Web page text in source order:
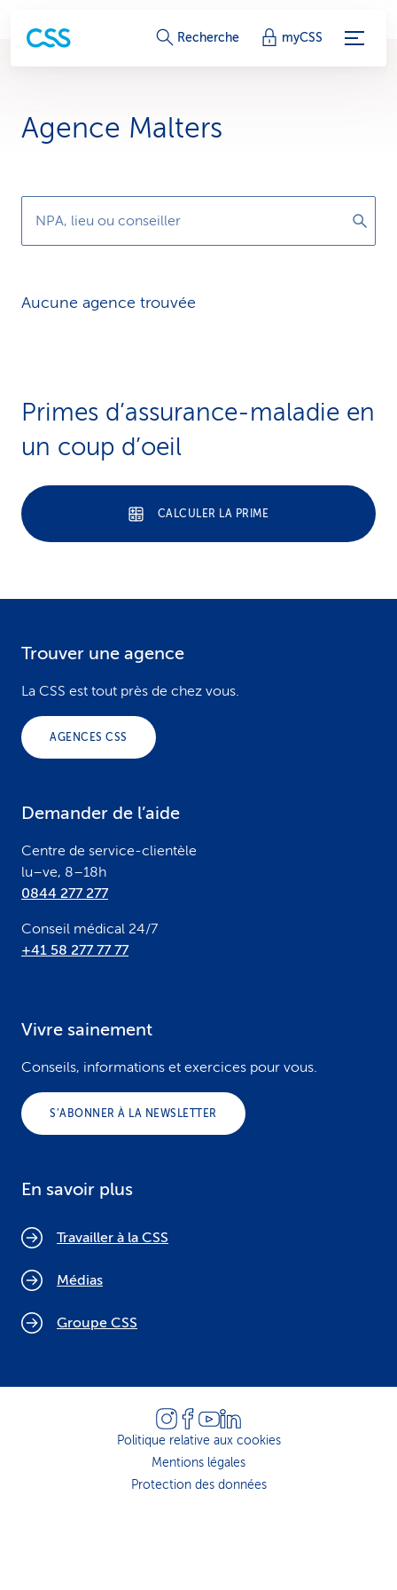
L
d
e
i
c
e
Recherche myCSS
Agence Malters
NPA, lieu ou conseiller
Aucune agence trouvée
Primes d’assurance-maladie en
un coup d’oeil
CALCULER LA PRIME
Trouver une agence
La CSS est tout près de chez vous.
AGENCES CSS
Demander de l’aide
Centre de service-clientèle
lu–ve, 8–18h
0844 277 277
Conseil médical 24/7
+41 58 277 77 77
Vivre sainement
Conseils, informations et exercices pour vous.
S’ABONNER À LA NEWSLETTER
En savoir plus
Travailler à la CSS
Médias
Groupe CSS
Politique relative aux cookies
Mentions légales
Protection des données